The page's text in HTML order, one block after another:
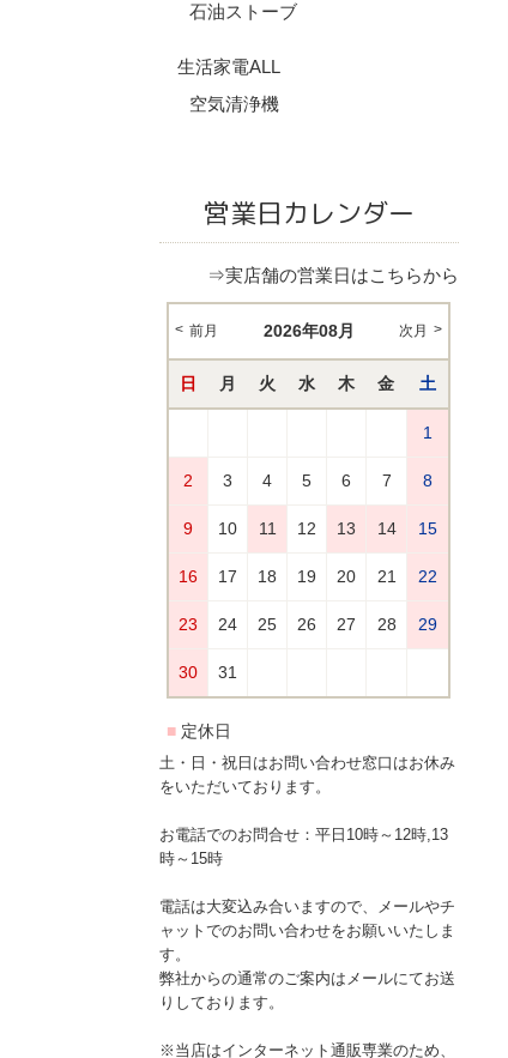
石油ストーブ
生活家電ALL
空気清浄機
営業日カレンダー
⇒実店舗の営業日はこちらから
土・日・祝日はお問い合わせ窓口はお休み
をいただいております。
お電話でのお問合せ：平日10時～12時,13
時～15時
電話は大変込み合いますので、メールやチ
ャットでのお問い合わせをお願いいたしま
す。
弊社からの通常のご案内はメールにてお送
りしております。
※当店はインターネット通販専業のため、